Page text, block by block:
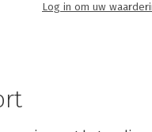
Log in om uw